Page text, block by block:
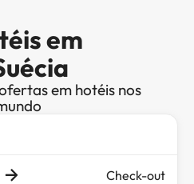
em
em hotéis nos
Check-out